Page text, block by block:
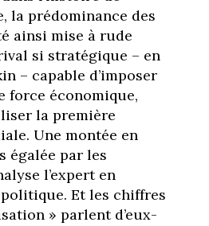
la prédominance des
ainsi mise à rude
si stratégique – en
– capable d’imposer
force économique,
la première
Une montée en
égalée par les
l’expert en
Et les chiffres
» parlent d’eux-